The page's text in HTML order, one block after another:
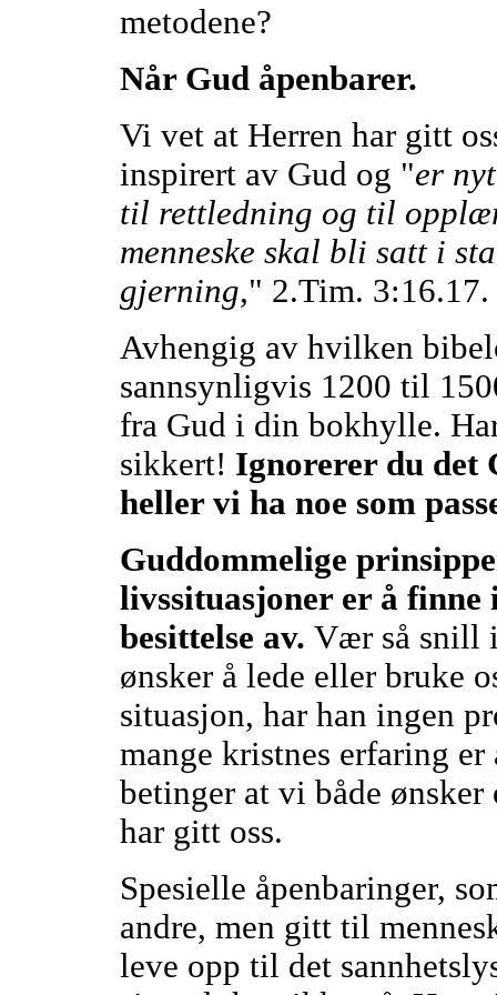
metodene?
Når Gud åpenbarer.
Vi vet at Herren har gitt
inspirert av Gud og "er
til rettledning og til
menneske skal bli satt i
gjerning," 2.Tim. 3:16.17.
Avhengig av hvilken
sannsynligvis 1200 til
fra Gud i din bokhylle.
sikkert! Ignorerer du det
heller vi ha noe som
Guddommelige
livssituasjoner er å
besittelse av. Vær så snill
ønsker å lede eller bruke
situasjon, har han ingen
mange kristnes erfaring
betinger at vi både
har gitt oss.
Spesielle åpenbaringer,
andre, men gitt til
leve opp til det